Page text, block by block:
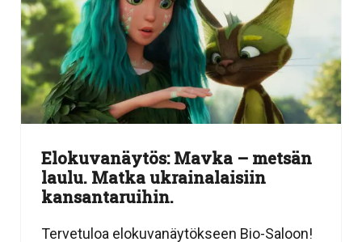
Elokuvanäytös: Mavka – metsän
laulu. Matka ukrainalaisiin
kansantaruihin.
Tervetuloa elokuvanäytökseen Bio-Saloon!